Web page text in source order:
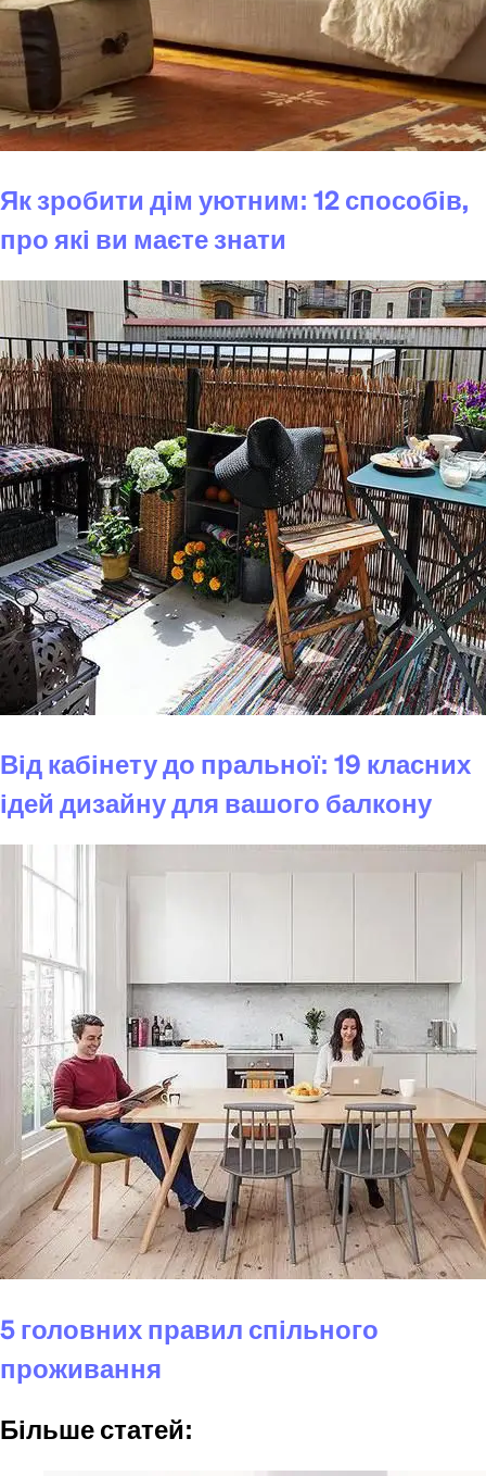
Як зробити дім уютним: 12 способів,
про які ви маєте знати
Від кабінету до пральної: 19 класних
ідей дизайну для вашого балкону
5 головних правил спільного
проживання
Більше статей: